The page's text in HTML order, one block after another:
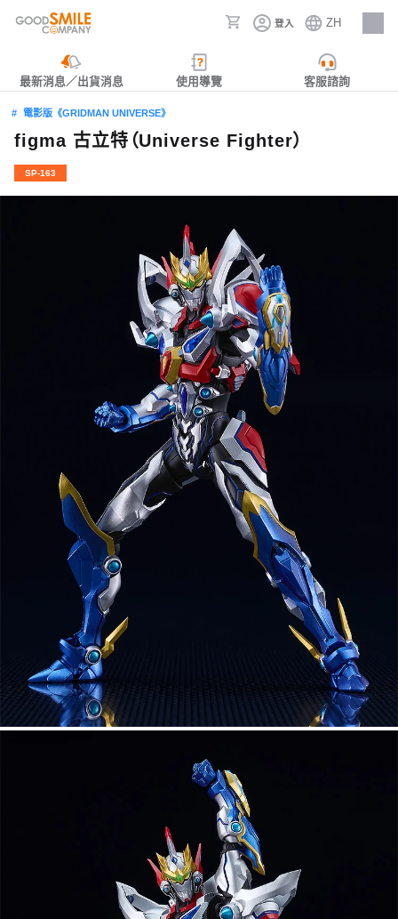
登入 ZH
人才招募
最新消息／出貨消息 使用導覽 客服諮詢
電影版《GRIDMAN UNIVERSE》
figma 古立特（Universe Fighter）
SP-163